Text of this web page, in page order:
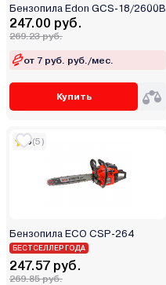
Бензопила Edon GCS-18/2600B
247.00 руб.
269.23 руб.
от 7 руб. руб./мес.
Купить
5(5)
Бензопила ECO CSP-264
БЕСТСЕЛЛЕР ГОДА
247.57 руб.
269.85 руб.